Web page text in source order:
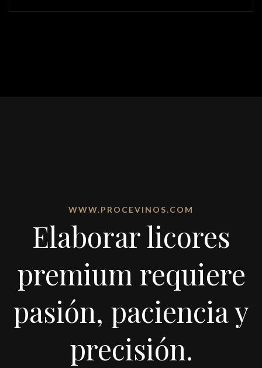
WWW.PROCEVINOS.COM
Elaborar licores
premium requiere
pasión, paciencia y
precisión.